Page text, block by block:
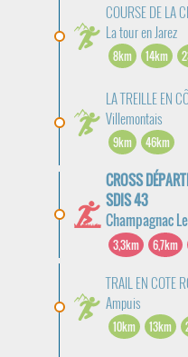
COURSE DE LA
La tour en Jarez
8km 14km
LA TREILLE EN
Villemontais
9km 46km
CROSS
SDIS 43
Champagnac
3,3km 6,7km
TRAIL EN COTE
Ampuis
10km 13km